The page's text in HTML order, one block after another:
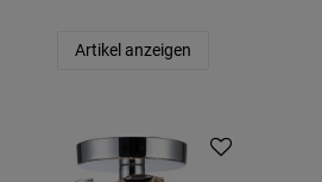
Artikel anzeigen